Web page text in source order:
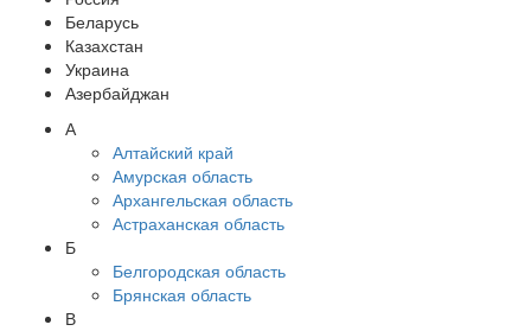
Беларусь
Казахстан
Украина
Азербайджан
А
Алтайский край
Амурская область
Архангельская область
Астраханская область
Б
Белгородская область
Брянская область
В